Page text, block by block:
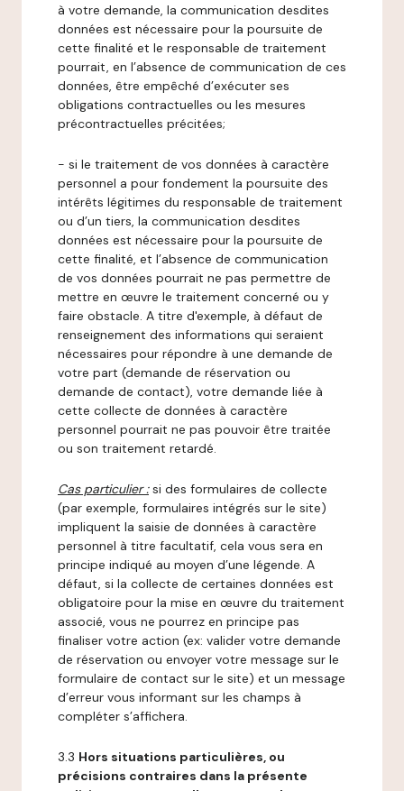
à votre demande, la communication desdites
données est nécessaire pour la poursuite de
cette finalité et le responsable de traitement
pourrait, en l’absence de communication de ces
données, être empêché d’exécuter ses
obligations contractuelles ou les mesures
précontractuelles précitées;
- si le traitement de vos données à caractère
personnel a pour fondement la poursuite des
intérêts légitimes du responsable de traitement
ou d’un tiers, la communication desdites
données est nécessaire pour la poursuite de
cette finalité, et l’absence de communication
de vos données pourrait ne pas permettre de
mettre en œuvre le traitement concerné ou y
faire obstacle. A titre d'exemple, à défaut de
renseignement des informations qui seraient
nécessaires pour répondre à une demande de
votre part (demande de réservation ou
demande de contact), votre demande liée à
cette collecte de données à caractère
personnel pourrait ne pas pouvoir être traitée
ou son traitement retardé.
Cas particulier : si des formulaires de collecte
(par exemple, formulaires intégrés sur le site)
impliquent la saisie de données à caractère
personnel à titre facultatif, cela vous sera en
principe indiqué au moyen d’une légende. A
défaut, si la collecte de certaines données est
obligatoire pour la mise en œuvre du traitement
associé, vous ne pourrez en principe pas
finaliser votre action (ex: valider votre demande
de réservation ou envoyer votre message sur le
formulaire de contact sur le site) et un message
d’erreur vous informant sur les champs à
compléter s’affichera.
3.3 Hors situations particulières, ou
précisions contraires dans la présente